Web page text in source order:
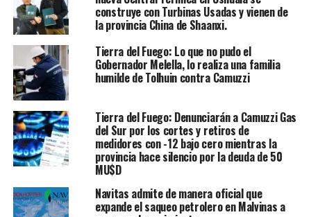
construye con Turbinas Usadas y vienen de
la provincia China de Shaanxi.
Tierra del Fuego: Lo que no pudo el
Gobernador Melella, lo realiza una familia
humilde de Tolhuin contra Camuzzi
Tierra del Fuego: Denunciarán a Camuzzi Gas
del Sur por los cortes y retiros de
medidores con -12 bajo cero mientras la
provincia hace silencio por la deuda de 50
MU$D
Navitas admite de manera oficial que
expande el saqueo petrolero en Malvinas a